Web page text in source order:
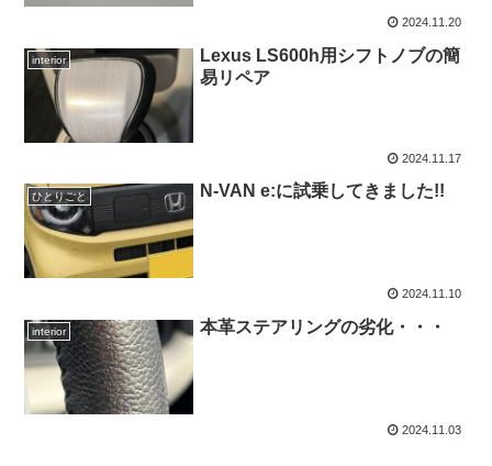
2024.11.20
interior
Lexus LS600h用シフトノブの簡
易リペア
2024.11.17
ひとりごと N-VAN e:に試乗してきました!!
2024.11.10
interior 本革ステアリングの劣化・・・
2024.11.03